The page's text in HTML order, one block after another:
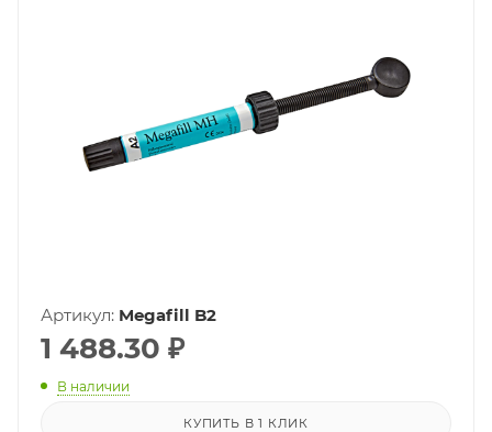
Артикул: Megafill B2
1 488.30 ₽
В наличии
КУПИТЬ В 1 КЛИК